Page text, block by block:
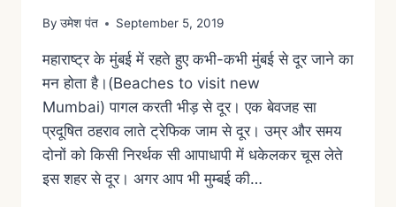
By उमेश पंत September 5, 2019
महाराष्ट्र के मुंबई में रहते हुए कभी-कभी मुंबई से दूर जाने का
मन होता है।(Beaches to visit new
Mumbai) पागल करती भीड़ से दूर। एक बेवजह सा
प्रदूषित ठहराव लाते ट्रेफिक जाम से दूर। उम्र और समय
दोनों को किसी निरर्थक सी आपाधापी में धकेलकर चूस लेते
इस शहर से दूर। अगर आप भी मुम्बई की…